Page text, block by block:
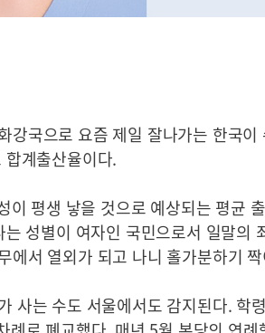
강국으로 요즘 제일 잘나가는 한국
계출산율이다.
이 평생 낳을 것으로 예상되는 평균
성별이 여자인 국민으로서 일말의
에서 열외가 되고 나니 홀가분하기
사는 수도 서울에서도 감지된다. 학